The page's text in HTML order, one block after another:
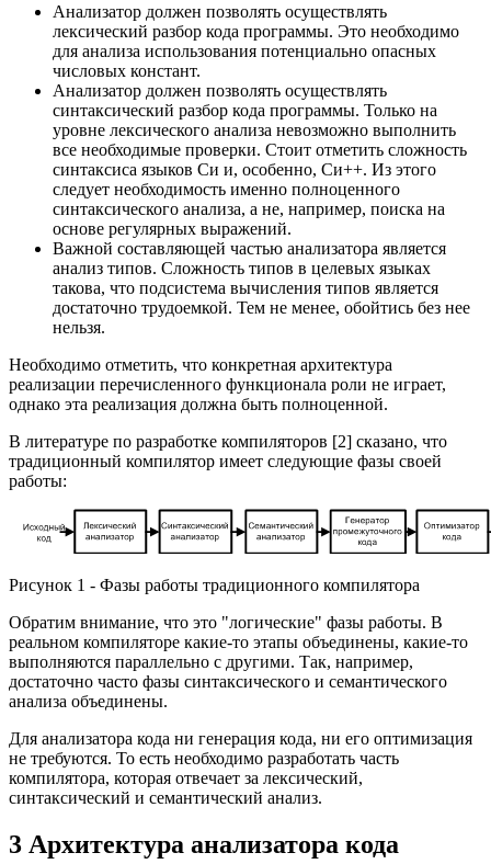
Анализатор должен позволять осуществлять
лексический разбор кода программы. Это необходимо
для анализа использования потенциально опасных
числовых констант.
Анализатор должен позволять осуществлять
синтаксический разбор кода программы. Только на
уровне лексического анализа невозможно выполнить
все необходимые проверки. Стоит отметить сложность
синтаксиса языков Си и, особенно, Си++. Из этого
следует необходимость именно полноценного
синтаксического анализа, а не, например, поиска на
основе регулярных выражений.
Важной составляющей частью анализатора является
анализ типов. Сложность типов в целевых языках
такова, что подсистема вычисления типов является
достаточно трудоемкой. Тем не менее, обойтись без нее
нельзя.
Необходимо отметить, что конкретная архитектура
реализации перечисленного функционала роли не играет,
однако эта реализация должна быть полноценной.
В литературе по разработке компиляторов [2] сказано, что
традиционный компилятор имеет следующие фазы своей
работы:
Рисунок 1 - Фазы работы традиционного компилятора
Обратим внимание, что это "логические" фазы работы. В
реальном компиляторе какие-то этапы объединены, какие-то
выполняются параллельно с другими. Так, например,
достаточно часто фазы синтаксического и семантического
анализа объединены.
Для анализатора кода ни генерация кода, ни его оптимизация
не требуются. То есть необходимо разработать часть
компилятора, которая отвечает за лексический,
синтаксический и семантический анализ.
3 Архитектура анализатора кода